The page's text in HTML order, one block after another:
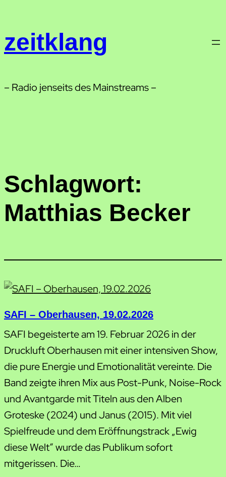
springen
zeitklang
– Radio jenseits des Mainstreams –
Schlagwort:
Matthias Becker
SAFI – Oberhausen, 19.02.2026
SAFI begeisterte am 19. Februar 2026 in der
Druckluft Oberhausen mit einer intensiven Show,
die pure Energie und Emotionalität vereinte. Die
Band zeigte ihren Mix aus Post-Punk, Noise-Rock
und Avantgarde mit Titeln aus den Alben
Groteske (2024) und Janus (2015). Mit viel
Spielfreude und dem Eröffnungstrack „Ewig
diese Welt“ wurde das Publikum sofort
mitgerissen. Die…